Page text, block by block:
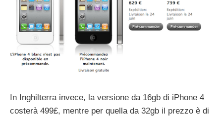
In Inghilterra invece, la versione da 16gb di iPhone 4
costerà 499£, mentre per quella da 32gb il prezzo è di